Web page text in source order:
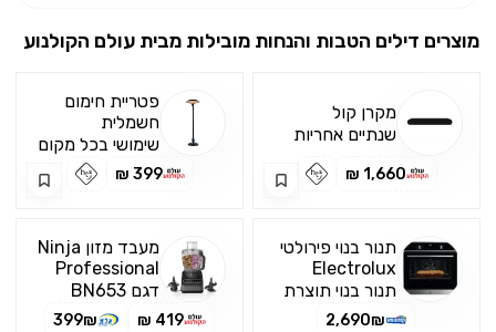
מוצרים דילים הטבות והנחות מובילות מבית עולם הקולנוע
מקרן קול
שנתיים אחריות
רשמי
1,660 ₪
פטריית חימום
חשמלית
שימושי בכל מקום
– העיצוב העמיד
מאפשר להשתמש
חום נעים ב: סלון,
גינה, מרפסת,
באוויר הפתוח
ובמקומות אחרים
399 ₪
תנור בנוי פירולטי
Electrolux
KOFDP40X
תנור בנוי תוצרת
גרמניה מסדרת
2,690₪
מעבד מזון Ninja
Professional
דגם BN653 דגם BN653
מעבד מזון נינג’ה419 ₪
399₪